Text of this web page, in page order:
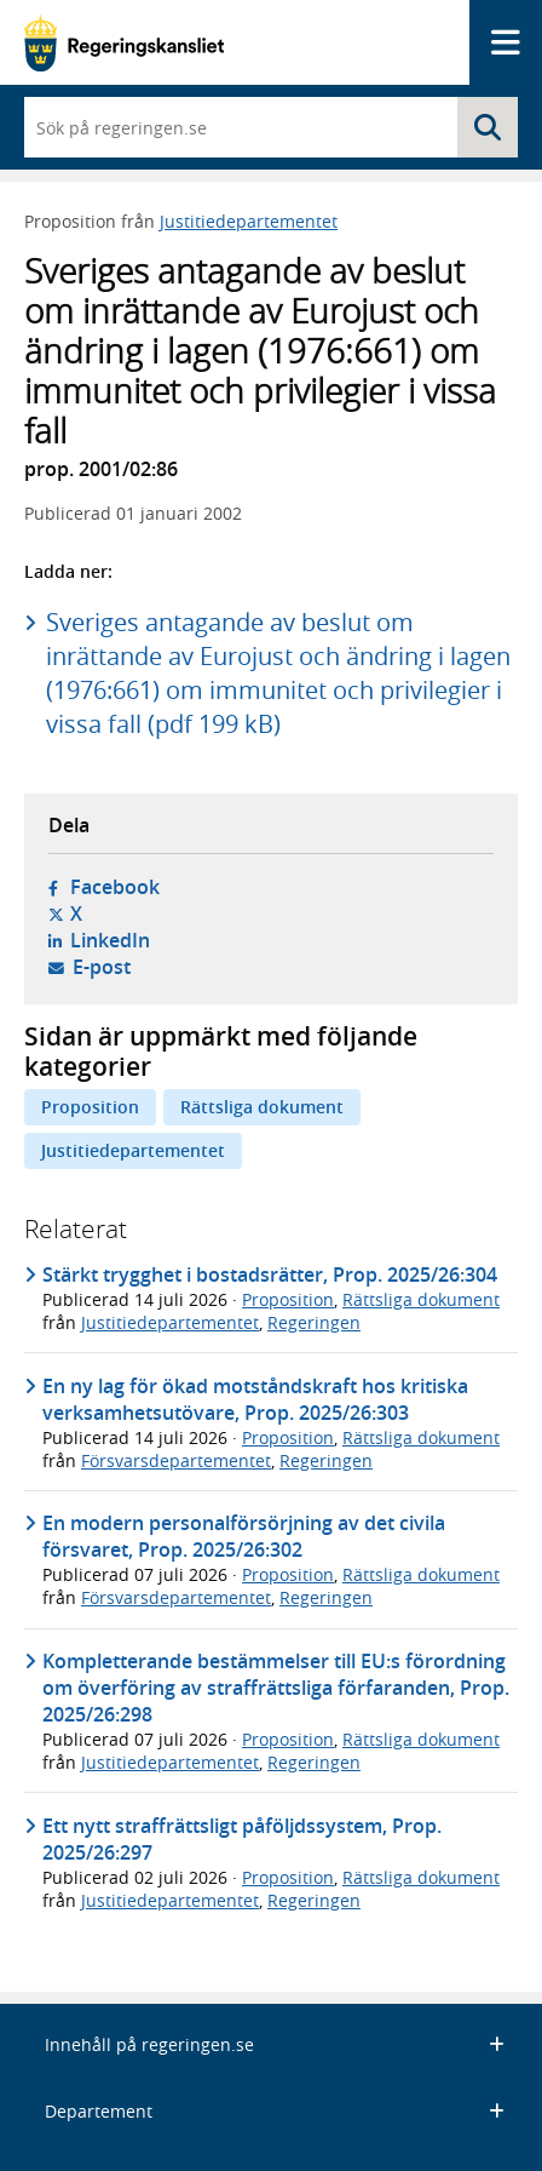
du
börjar
skriva
framträder
lista
med
sökförslag
Proposition från Justitiedepartementet
Sveriges antagande av beslut
om inrättande av Eurojust och
ändring i lagen (1976:661) om
immunitet och privilegier i vissa
fall
prop. 2001/02:86
Publicerad 01 januari 2002
Ladda ner:
Sveriges antagande av beslut om
inrättande av Eurojust och ändring i lagen
(1976:661) om immunitet och privilegier i
vissa fall (pdf 199 kB)
Dela
Facebook- öppnas i ny flik, extern webbplats,
X- öppnas i ny flik, extern webbplats,
LinkedIn- öppnas i ny flik, extern webbplats,
E-post- öppnar din e-postklient,
Sidan är uppmärkt med följande
kategorier
Proposition
Rättsliga dokument
Justitiedepartementet
Relaterat
Stärkt trygghet i bostadsrätter, Prop. 2025/26:304
Publicerad 14 juli 2026 · Proposition, Rättsliga dokument
från Justitiedepartementet, Regeringen
En ny lag för ökad motståndskraft hos kritiska
verksamhetsutövare, Prop. 2025/26:303
Publicerad 14 juli 2026 · Proposition Rättsliga dokument
från Försvarsdepartementet Regeringen
En modern personalförsörjning av det civila
försvaret, Prop. 2025/26:302
Publicerad 07 juli 2026 · Proposition, Rättsliga dokument
från Försvarsdepartementet, Regeringen
Kompletterande bestämmelser till EU:s förordning
om överföring av straffrättsliga förfaranden, Prop.
2025/26:298
Publicerad 07 juli 2026 · Proposition, Rättsliga dokument
från Justitiedepartementet, Regeringen
Ett nytt straffrättsligt påföljdssystem, Prop.
2025/26:297
Publicerad 02 juli 2026 · Proposition Rättsliga dokument
från Justitiedepartementet Regeringen
Innehåll på regeringen.se
Departement